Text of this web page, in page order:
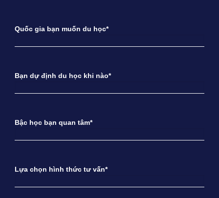
Quốc gia bạn muốn du học*
Bạn dự định du học khi nào*
Bậc học bạn quan tâm*
Lựa chọn hình thức tư vấn*